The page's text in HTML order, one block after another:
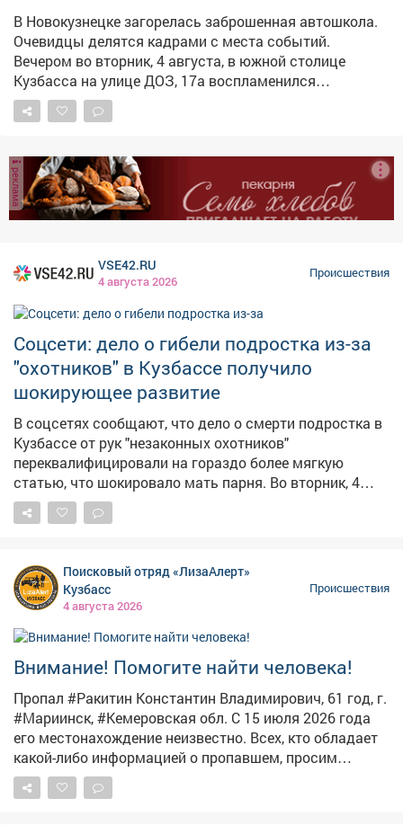
следователи расследовали уголовное дело в
отношении трёх лиц. Им предъявлено обвинение по
статье 109 УК РФ (причинение смерти по
неосторожности) и статье 258 УК РФ (незаконная
охота). Недавно им продлили арест в СИЗО. Фото:
соцсети
В Новокузнецке загорелась заброшенная автошкола.
Очевидцы делятся кадрами с места событий.
Вечером во вторник, 4 августа, в южной столице
Кузбасса на улице ДОЗ, 17а воспламенился
заброшенный дом. По сообщениям пользователей
соцсетей, горит бывшая автошкола, а виноваты,
всёне могут сменить место проживания, – сказал
местный житель. Другой горожанин указал, что видел
там днём во вторник старшеклассников.
реклама
VSE42.RU
4 августа 2026
Происшествия
Соцсети: дело о гибели подростка из-за
"охотников" в Кузбассе получило
шокирующее развитие
В соцсетях сообщают, что дело о смерти подростка в
Кузбассе от рук "незаконных охотников"
переквалифицировали на гораздо более мягкую
статью, что шокировало мать парня. Во вторник, 4
августа, в соцсети попало заявление матери 17-
летнего подростка, застреленного во время "охоты" в
подлинность которого не подтверждена, изначально
на троих мужчин завели уголовное дело об убийстве,
однако фигуранты настояли на том, что перепутали
случайностью. И следователь якобы
переквалифицировал дело на "причинение смерти по
неосторожности" и "незаконную охоту". Наказание по
этим статьям намного мягче, чем за убийство, тем
более группой лиц. В публикации утверждается, что
мать, узнав об этом, написала жалобу на имя
председателя СК Александра Бастрыкина. – Согласно
материалам дела, расстояние от места производства
выстрела до места, где находился мой
Поисковый отряд «ЛизаАлерт»
Кузбасс
4 августа 2026
Происшествия
Внимание! Помогите найти человека!
Пропал #Ракитин Константин Владимирович, 61 год, г.
#Мариинск, #Кемеровская обл. С 15 июля 2026 года
его местонахождение неизвестно. Всех, кто обладает
какой-либо информацией о пропавшем, просим
звонить по телефону 8-800-700-54-52. #ЛизаАлерт
#ЛизаАлертКузбасс #ПропалЧеловек